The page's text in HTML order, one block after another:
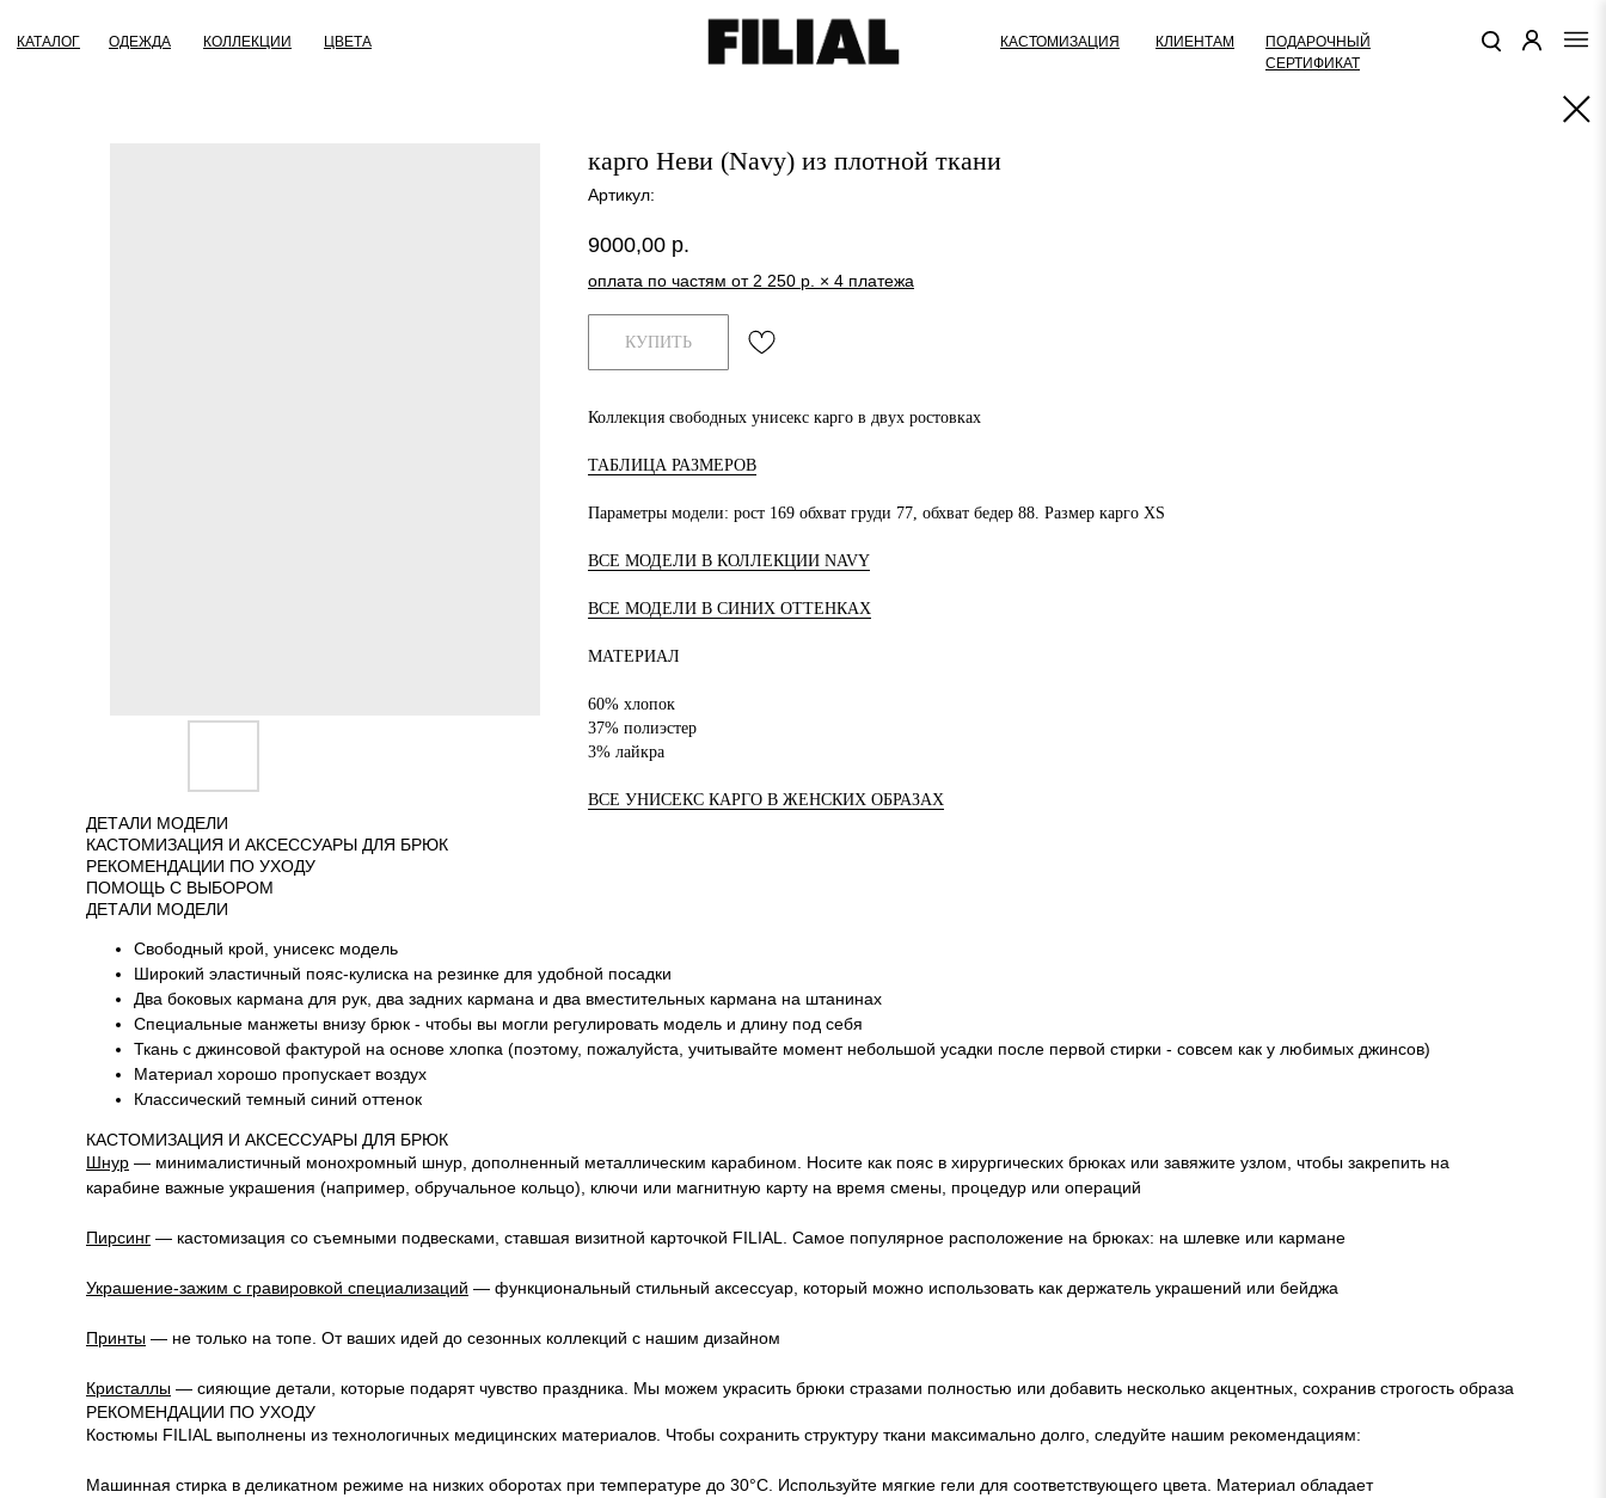
ПОДАРОЧНЫЙ
СЕРТИФИКАТ
КЛИЕНТАМ
КАСТОМИЗАЦИЯ
ЦВЕТА
КОЛЛЕКЦИИ
ОДЕЖДА
КАТАЛОГ
карго Неви (Navy) из плотной ткани
Артикул:
9000,00 р.
оплата по частям от 2 250 р. × 4 платежа
КУПИТЬ
Коллекция свободных унисекс карго в двух ростовках
ТАБЛИЦА РАЗМЕРОВ
Параметры модели: рост 169 обхват груди 77, обхват бедер 88. Размер карго XS
ВСЕ МОДЕЛИ В КОЛЛЕКЦИИ NAVY
ВСЕ МОДЕЛИ В СИНИХ ОТТЕНКАХ
МАТЕРИАЛ
60% хлопок
37% полиэстер
3% лайкра
ВСЕ УНИСЕКС КАРГО В ЖЕНСКИХ ОБРАЗАХ
ДЕТАЛИ МОДЕЛИ
КАСТОМИЗАЦИЯ И АКСЕССУАРЫ ДЛЯ БРЮК
РЕКОМЕНДАЦИИ ПО УХОДУ
ПОМОЩЬ С ВЫБОРОМ
ДЕТАЛИ МОДЕЛИ
Свободный крой, унисекс модель
Широкий эластичный пояс-кулиска на резинке для удобной посадки
Два боковых кармана для рук, два задних кармана и два вместительных кармана на штанинах
Специальные манжеты внизу брюк - чтобы вы могли регулировать модель и длину под себя
Ткань с джинсовой фактурой на основе хлопка (поэтому, пожалуйста, учитывайте момент небольшой усадки после первой стирки - совсем как у любимых джинсов)
Материал хорошо пропускает воздух
Классический темный синий оттенок
КАСТОМИЗАЦИЯ И АКСЕССУАРЫ ДЛЯ БРЮК
Шнур — минималистичный монохромный шнур, дополненный металлическим карабином. Носите как пояс в хирургических брюках или завяжите узлом, чтобы закрепить на
карабине важные украшения (например, обручальное кольцо), ключи или магнитную карту на время смены, процедур или операций
Пирсинг — кастомизация со съемными подвесками, ставшая визитной карточкой FILIAL. Самое популярное расположение на брюках: на шлевке или кармане
Украшение-зажим с гравировкой специализаций — функциональный стильный аксессуар, который можно использовать как держатель украшений или бейджа
Принты — не только на топе. От ваших идей до сезонных коллекций с нашим дизайном
Кристаллы — сияющие детали, которые подарят чувство праздника. Мы можем украсить брюки стразами полностью или добавить несколько акцентных, сохранив строгость образа
РЕКОМЕНДАЦИИ ПО УХОДУ
Костюмы FILIAL выполнены из технологичных медицинских материалов. Чтобы сохранить структуру ткани максимально долго, следуйте нашим рекомендациям:
Машинная стирка в деликатном режиме на низких оборотах при температуре до 30°C. Используйте мягкие гели для соответствующего цвета. Материал обладает